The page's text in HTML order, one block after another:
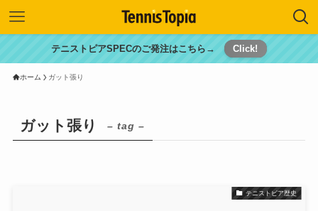
テニストピアSPECのご発注はこちら→ Click!
ホーム ガット張り
ガット張り – tag –
テニストピア歴史